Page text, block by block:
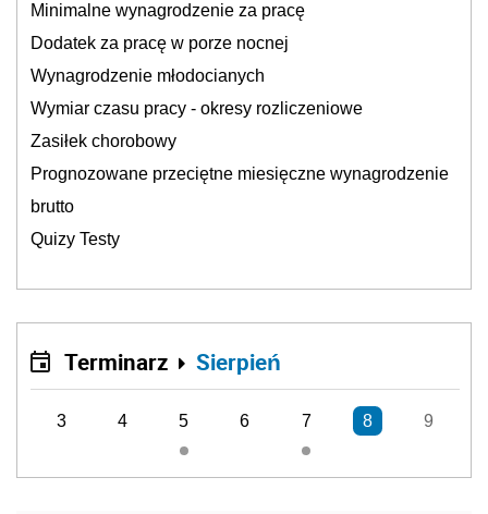
Minimalne wynagrodzenie za pracę
Dodatek za pracę w porze nocnej
Wynagrodzenie młodocianych
Wymiar czasu pracy - okresy rozliczeniowe
Zasiłek chorobowy
Prognozowane przeciętne miesięczne wynagrodzenie
brutto
Quizy Testy
Terminarz Sierpień
3 4 5 6 7 8 9